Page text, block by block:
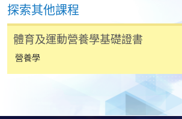
*香港大學專業進修學院Mastercard卡
月免息分期付款優惠，必須親臨本學院
學中心作付款安排。
如欲了解如何於網上報讀新課程及繳
探索其他課程
體育及運動營養學基礎證書
營養學